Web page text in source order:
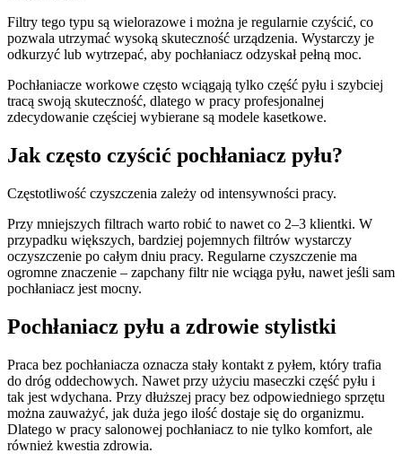
Filtry tego typu są wielorazowe i można je regularnie czyścić, co
pozwala utrzymać wysoką skuteczność urządzenia. Wystarczy je
odkurzyć lub wytrzepać, aby pochłaniacz odzyskał pełną moc.
Pochłaniacze workowe często wciągają tylko część pyłu i szybciej
tracą swoją skuteczność, dlatego w pracy profesjonalnej
zdecydowanie częściej wybierane są modele kasetkowe.
Jak często czyścić pochłaniacz pyłu?
Częstotliwość czyszczenia zależy od intensywności pracy.
Przy mniejszych filtrach warto robić to nawet co 2–3 klientki. W
przypadku większych, bardziej pojemnych filtrów wystarczy
oczyszczenie po całym dniu pracy. Regularne czyszczenie ma
ogromne znaczenie – zapchany filtr nie wciąga pyłu, nawet jeśli sam
pochłaniacz jest mocny.
Pochłaniacz pyłu a zdrowie stylistki
Praca bez pochłaniacza oznacza stały kontakt z pyłem, który trafia
do dróg oddechowych. Nawet przy użyciu maseczki część pyłu i
tak jest wdychana. Przy dłuższej pracy bez odpowiedniego sprzętu
można zauważyć, jak duża jego ilość dostaje się do organizmu.
Dlatego w pracy salonowej pochłaniacz to nie tylko komfort, ale
również kwestia zdrowia.